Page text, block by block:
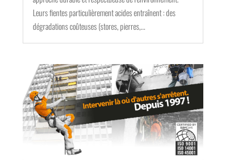
Leurs fientes particulièrement acides entraînent : des
dégradations coûteuses (stores, pierres,...